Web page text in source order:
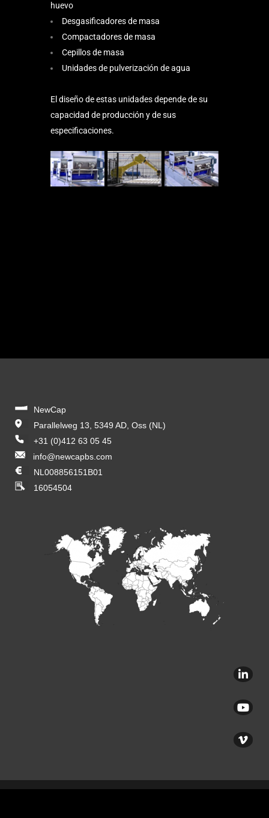
huevo
Desgasificadores de masa
Compactadores de masa
Cepillos de masa
Unidades de pulverización de agua
El diseño de estas unidades depende de su
capacidad de producción y de sus
especificaciones.
NewCap
Parallelweg 13, 5349 AD, Oss (NL)
+31 (0)412 63 05 45
info@newcapbs.com
NL008856151B01
16054504